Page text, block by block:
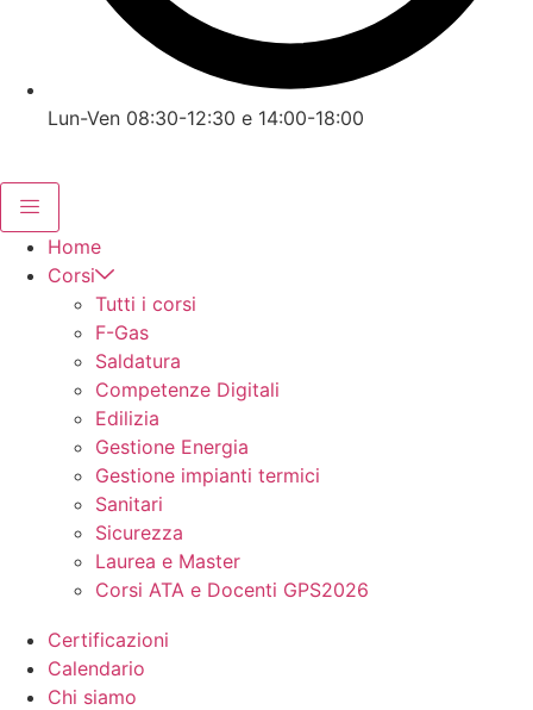
Lun-Ven 08:30-12:30 e 14:00-18:00
Home
Corsi
Tutti i corsi
F-Gas
Saldatura
Competenze Digitali
Edilizia
Gestione Energia
Gestione impianti termici
Sanitari
Sicurezza
Laurea e Master
Corsi ATA e Docenti GPS2026
Certificazioni
Calendario
Chi siamo